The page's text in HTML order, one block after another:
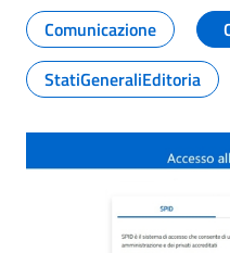
Tutti iComunicazione
StatiGeneraliEditoria